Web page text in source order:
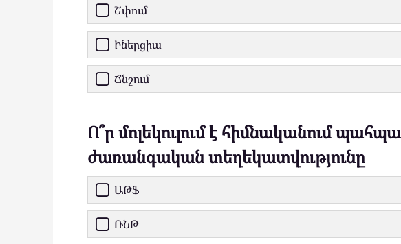
Շփում
Իներցիա
Ճնշում
Ո՞ր մոլեկուլում է հիմնականում
ժառանգական տեղեկատվությունը
ԱԹՖ
ՌՆԹ